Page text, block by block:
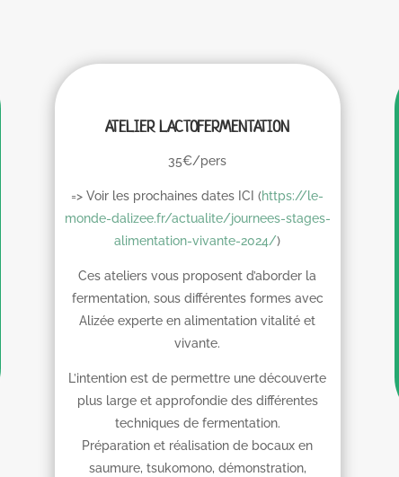
ATELIER LACTOFERMENTATION
35€/pers
=> Voir les prochaines dates ICI (https://le-
monde-dalizee.fr/actualite/journees-stages-
alimentation-vivante-2024/)
Ces ateliers vous proposent d’aborder la
fermentation, sous différentes formes avec
Alizée experte en alimentation vitalité et
vivante.
L’intention est de permettre une découverte
plus large et approfondie des différentes
techniques de fermentation.
Préparation et réalisation de bocaux en
saumure, tsukomono, démonstration,